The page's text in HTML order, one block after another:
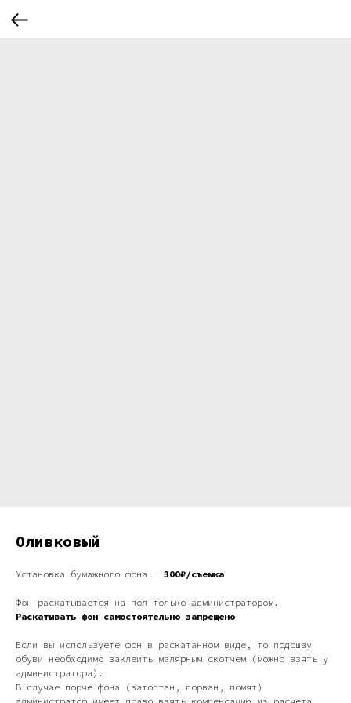
Оливковый
Установка бумажного фона - 300₽/съемка
Фон раскатывается на пол только администратором.
Раскатывать фон самостоятельно запрещено
Если вы используете фон в раскатанном виде, то подошву
обуви необходимо заклеить малярным скотчем (можно взять у
администратора).
В случае порче фона (затоптан, порван, помят)